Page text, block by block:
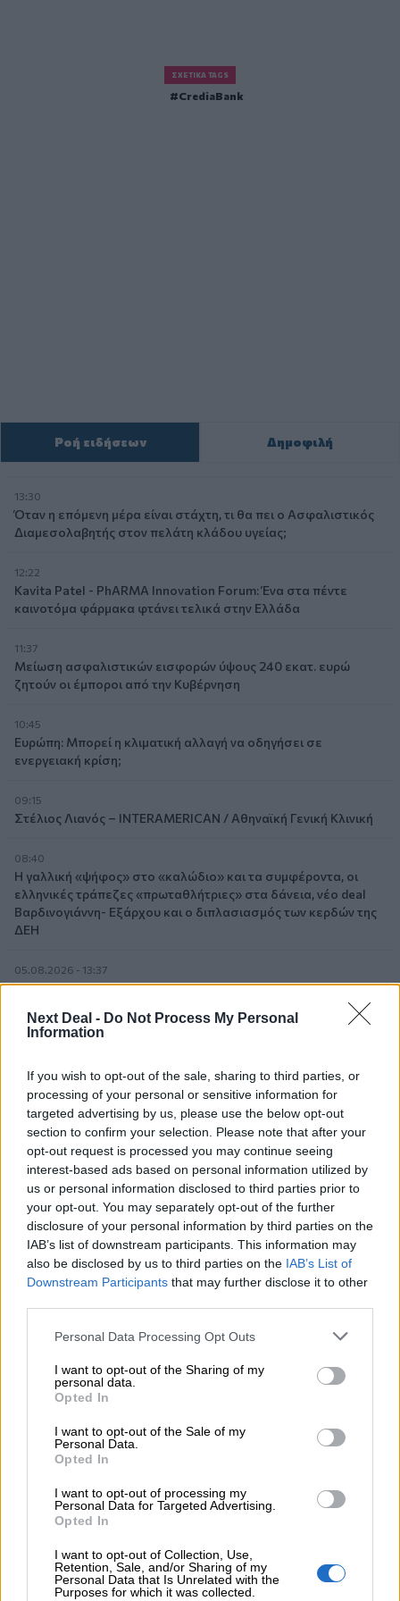
Next Deal - Do Not Process My Personal
Information
If you wish to opt-out of the sale, sharing to third parties, or
processing of your personal or sensitive information for
targeted advertising by us, please use the below opt-out
section to confirm your selection. Please note that after your
opt-out request is processed you may continue seeing
interest-based ads based on personal information utilized by
us or personal information disclosed to third parties prior to
your opt-out. You may separately opt-out of the further
disclosure of your personal information by third parties on the
IAB’s list of downstream participants. This information may
also be disclosed by us to third parties on the IAB’s List of
Downstream Participants that may further disclose it to other
Personal Data Processing Opt Outs
I want to opt-out of the Sharing of my
personal data.
Opted In
I want to opt-out of the Sale of my
Personal Data.
Opted In
I want to opt-out of processing my
Personal Data for Targeted Advertising.
Opted In
I want to opt-out of Collection, Use,
Retention, Sale, and/or Sharing of my
Personal Data that Is Unrelated with the
Purposes for which it was collected.
ΣΧΕΤΙΚΆ TAGS
CrediaBank
Ροή ειδήσεων Δημοφιλή
13:30
Όταν η επόμενη μέρα είναι στάχτη, τι θα πει ο Ασφαλιστικός
Διαμεσολαβητής στον πελάτη κλάδου υγείας;
12:22
Kavita Patel - PhARMA Innovation Forum: Ένα στα πέντε
καινοτόμα φάρμακα φτάνει τελικά στην Ελλάδα
11:37
Μείωση ασφαλιστικών εισφορών ύψους 240 εκατ. ευρώ
ζητούν οι έμποροι από την Κυβέρνηση
10:45
Ευρώπη: Μπορεί η κλιματική αλλαγή να οδηγήσει σε
ενεργειακή κρίση;
09:15
Στέλιος Λιανός – INTERAMERICAN / Αθηναϊκή Γενική Κλινική
08:40
Η γαλλική «ψήφος» στο «καλώδιο» και τα συμφέροντα, οι
ελληνικές τράπεζες «πρωταθλήτριες» στα δάνεια, νέο deal
Βαρδινογιάννη- Εξάρχου και ο διπλασιασμός των κερδών της
ΔΕΗ
05.08.2026 - 13:37
Randy Schekman, Νομπελίστας Ιατρικής: «Σε πέντε χρόνια
μπορεί να έχουμε θεραπεία που αναστέλλει την εξέλιξη του
Πάρκινσον»
Ε.Ε και παράνομη μετανάστευση: προτάσεις και δράσεις με
παρονομαστή το κοινό συμφέρον
05.08.2026 - 12:11
Αντώνης Βουκλαρής - «ΕΡΡΙΚΟΣ ΝΤΥΝΑΝ»
05.08.2026 - 11:30
Η νέα εποχή στην εκπαίδευση των ασφαλιστικών
διαμεσολαβητών
Ξεκινούν οι αιτήσεις στο vouchers.gov.gr για το Πρόγραμμα
«Τουρισμός για όλους 2026-2027»
WWF: Περισσότερα από 180.000 στρέμματα καμένων
δασικών εκτάσεων στην Ελλάδα σε λίγες μόλις μέρες
05.08.2026 - 09:45
Η Ελλάδα που αντιστέκεται και επιμένει να μην ασφαλίζεται!
Καλοκαιρινό ταξίδι: Οι 8 συμβουλές που αξίζει να δώσει κάθε
ασφαλιστής στους πελάτες του
05.08.2026 - 08:51
Το εκλογικό «καμπανάκι» της Goldman Sachs, η ισχυρή
πιστωτική επέκταση των ελληνικών τραπεζών, το «πάρτι»